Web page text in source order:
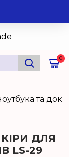
0
та док
ДЛЯ
LS-29